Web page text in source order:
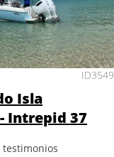
ID3549
Isla
Intrepid 37
testimonios